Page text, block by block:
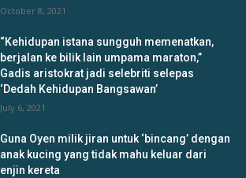
October 8, 2021
“Kehidupan istana sungguh memenatkan,
berjalan ke bilik lain umpama maraton,”
Gadis aristokrat jadi selebriti selepas
‘Dedah Kehidupan Bangsawan’
July 6, 2021
Guna Oyen milik jiran untuk ‘bincang’ dengan
anak kucing yang tidak mahu keluar dari
enjin kereta